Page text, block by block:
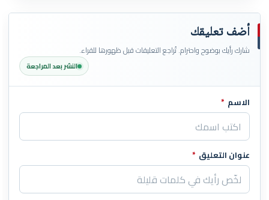
أضف تعليقك
شارك رأيك بوضوح واحترام. تُراجع التعليقات قبل ظهورها للقراء.
النشر بعد المراجعة
اترك هذا الحقل فارغاً
الاسم *
عنوان التعليق *